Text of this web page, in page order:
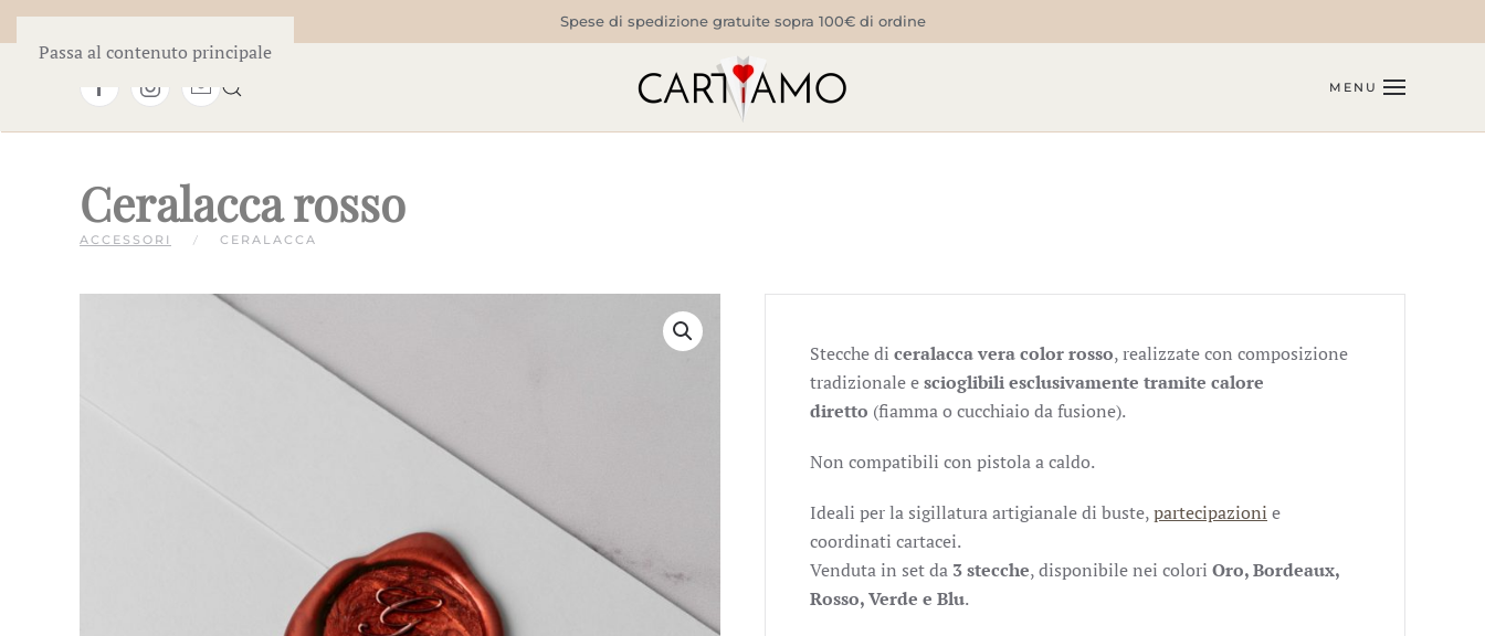
Passa al contenuto principale
Spese di spedizione gratuite sopra 100€ di ordine
MENU
Ceralacca rosso
ACCESSORI CERALACCA
Stecche di ceralacca vera color rosso, realizzate con composizione
tradizionale escioglibili esclusivamente tramite calore
diretto (fiamma o cucchiaio da fusione).
Non compatibili con pistola a caldo.
Ideali per la sigillatura artigianale di buste,partecipazioni e
coordinati cartacei.
Venduta in set da 3 stecche, disponibile nei colori Oro, Bordeaux,
Rosso, Verde e Blu.